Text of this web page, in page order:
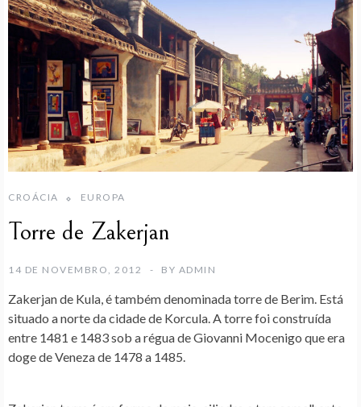
CROÁCIA EUROPA
Torre de Zakerjan
14 DE NOVEMBRO, 2012 BY ADMIN
Zakerjan de Kula, é também denominadatorre de Berim. Está
situado a norte da cidade de Korcula. A torre foi construída
entre 1481 e 1483 sob a régua de Giovanni Mocenigo que era
doge de Veneza de 1478 a 1485.